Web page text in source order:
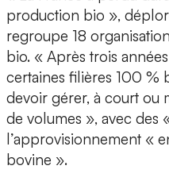
production bio »,
regroupe 18
bio. « Après trois
certaines filières 100 %
devoir gérer, à court ou
de volumes », avec des
l’approvisionnement «
bovine ».